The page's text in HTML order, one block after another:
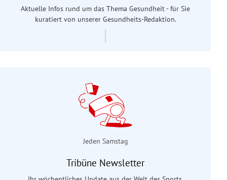
Aktuelle Infos rund um das Thema Gesundheit - für Sie
kuratiert von unserer Gesundheits-Redaktion.
Jeden Samstag
Tribüne Newsletter